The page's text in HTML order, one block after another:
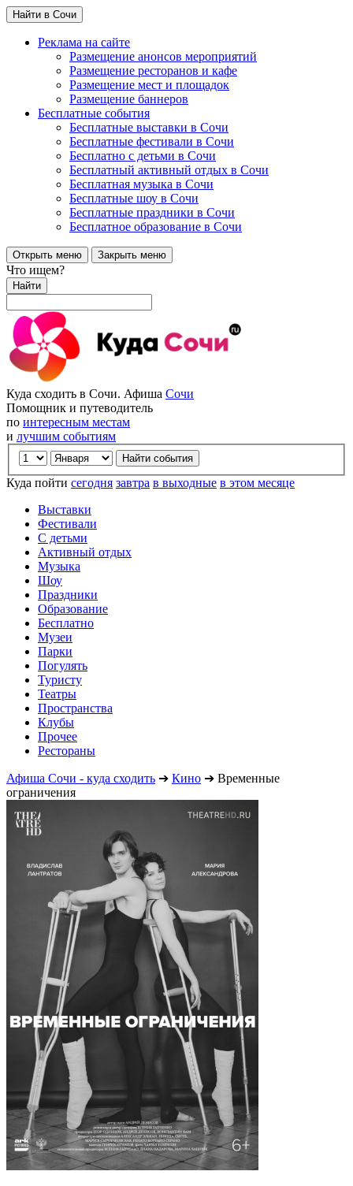
Найти в Сочи
Реклама на сайте
Размещение анонсов мероприятий
Размещение ресторанов и кафе
Размещение мест и площадок
Размещение баннеров
Бесплатные события
Бесплатные выставки в Сочи
Бесплатные фестивали в Сочи
Бесплатно с детьми в Сочи
Бесплатный активный отдых в Сочи
Бесплатная музыка в Сочи
Бесплатные шоу в Сочи
Бесплатные праздники в Сочи
Бесплатное образование в Сочи
Открыть меню Закрыть меню
Что ищем?
Найти
Куда сходить в Сочи. Афиша Сочи
Помощник и путеводитель
по интересным местам
и лучшим событиям
Куда пойти сегодня завтра в выходные в этом месяце
Выставки
Фестивали
С детьми
Активный отдых
Музыка
Шоу
Праздники
Образование
Бесплатно
Музеи
Парки
Погулять
Туристу
Театры
Пространства
Клубы
Прочее
Рестораны
Афиша Сочи - куда сходить ➔ Кино ➔ Временные
ограничения